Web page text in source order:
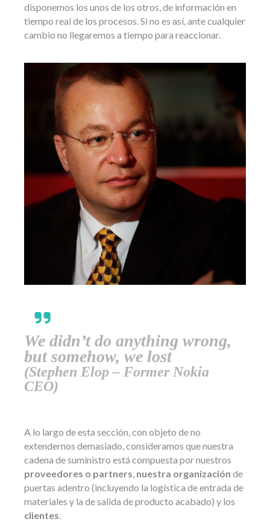
disponemos los unos de los otros, de información en
tiempo real de los procesos. Si no es así, ante cualquier
cambio no llegaremos a tiempo para reaccionar.
We didn’t do anything wrong,
but somehow, we lost
(Stephen Elop – Former Nokia
CEO)
A lo largo de esta sección, con objeto de no
extendernos demasiado, consideramos que nuestra
cadena de suministro está compuesta por nuestros
proveedores o partners, nuestra organización de
puertas adentro (incluyendo la logística de entrada de
materiales y la de salida de producto acabado) y los
clientes.